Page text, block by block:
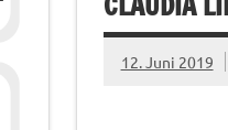
12. Juni 2019